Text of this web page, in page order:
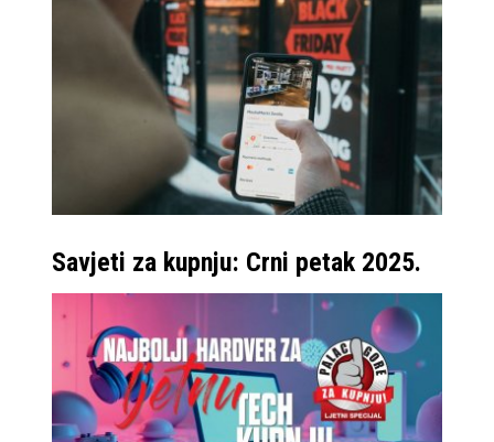
Savjeti za kupnju: Crni petak 2025.